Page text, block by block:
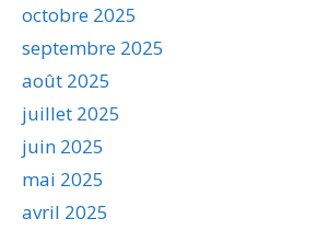
octobre 2025
septembre 2025
août 2025
juillet 2025
juin 2025
mai 2025
avril 2025